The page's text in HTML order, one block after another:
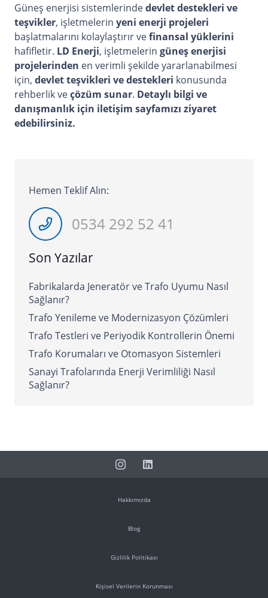
Güneş enerjisi sistemlerindedevlet destekleri ve
teşvikler, işletmelerin yeni enerji projeleri
başlatmalarını kolaylaştırır vefinansal yüklerini
hafifletir. LD Enerji, işletmelerin güneş enerjisi
projelerinden en verimli şekilde yararlanabilmesi
için, devlet teşvikleri ve destekleri konusunda
rehberlik veçözüm sunar. Detaylı bilgi ve
danışmanlık için iletişim sayfamızı ziyaret
edebilirsiniz.
Hemen Teklif Alın:
0534 292 52 41
Son Yazılar
Fabrikalarda Jeneratör ve Trafo Uyumu Nasıl
Sağlanır?
Trafo Yenileme ve Modernizasyon Çözümleri
Trafo Testleri ve Periyodik Kontrollerin Önemi
Trafo Korumaları ve Otomasyon Sistemleri
Sanayi Trafolarında Enerji Verimliliği Nasıl
Sağlanır?
Hakkımızda
Blog
Gizlilik Politikası
Kişisel Verilerin Korunması